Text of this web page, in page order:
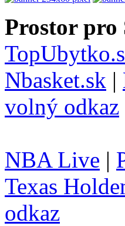
Prostor pro
Nbasket.sk |
volný odkaz
NBA Live |
Texas
odkaz